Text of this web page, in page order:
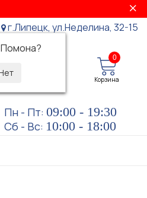
Помона?
г.Липецк, ул.Неделина, 32-15
0
Корзина
Пн - Пт: 09:00 - 19:30
Сб - Вс: 10:00 - 18:00